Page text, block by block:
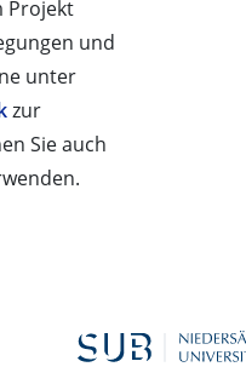
Projekt
und
unter
zur
Sie auch